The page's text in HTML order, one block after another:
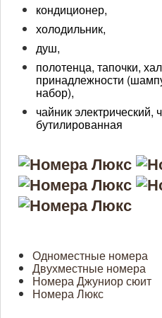
кондиционер,
холодильник,
душ,
полотенца, тапочки,
принадлежности
набор),
чайник
бутилированная
Одноместные номера
Двухместные номера
Номера Джуниор сюит
Номера Люкс